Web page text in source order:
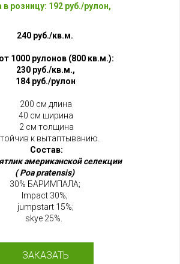
в розницу: 192 руб./рулон,
240 руб./кв.м.
от 1000 рулонов (800 кв.м.):
230 руб./кв.м.,
184 руб./рулон
200 см длина
40 см ширина
2 см толщина
к вытаптыванию.
Состав:
к американской селекции
( Poa pratensis)
30% БАРИМПАЛА;
Impact 30%;
jumpstart 15%;
skye 25%.
ЗАКАЗАТЬ